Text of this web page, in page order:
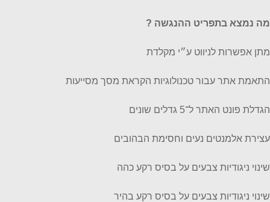
מה נמצא בתפריט ההנגשה ?
מתן אפשרות לניווט ע״י מקלדת
התאמת אתר עבור טכנולוגיות הקראת מסך מסייעות
הגדלת פונט האתר ל־5 גדלים שונים
עצירת אלמנטים נעים וחסימת הבהובים
שינוי ניגודיות צבעים על בסיס רקע כהה
שינוי ניגודיות צבעים על בסיס רקע בהיר